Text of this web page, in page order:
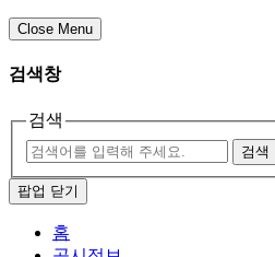
Close Menu
검색창
검색
검색
팝업 닫기
홈